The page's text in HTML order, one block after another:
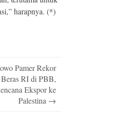
harapnya. (*)
Pamer Rekor
RI di PBB,
Ekspor ke
Palestina →